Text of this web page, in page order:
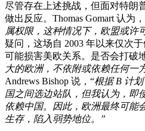
尽管存在上述挑战，但面对特朗
做出反应。Thomas Gomart 认为
属权限，这种情况下，欧盟或许
疑问，这场自 2003 年以来仅次
可能损害美欧关系。是否会打破
大的欧洲，不依附或依赖任何一
Andrews Bishop 说，“根据 B 计
国之间选边站队，但我认为，即
依赖中国。因此，欧洲最终可能
生存，陷入弱势地位。”